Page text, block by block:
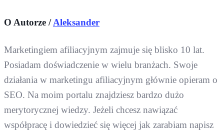
O Autorze /Aleksander
Marketingiem afiliacyjnym zajmuje się blisko 10 lat.
Posiadam doświadczenie w wielu branżach. Swoje
działania w marketingu afiliacyjnym głównie opieram o
SEO. Na moim portalu znajdziesz bardzo dużo
merytorycznej wiedzy. Jeżeli chcesz nawiązać
współpracę i dowiedzieć się więcej jak zarabiam napisz